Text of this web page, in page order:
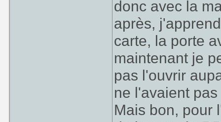
donc avec la
après,
carte, la porte
maintenant je
pas l'ouvrir
ne l'avaient
Mais bon, pour